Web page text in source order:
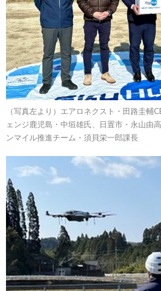
（写真左より）エアロネクスト・田路圭輔
ェンジ鹿児島・中垣雄氏、日置市・永山由
ンマイル推進チーム・須貝栄一郎課長